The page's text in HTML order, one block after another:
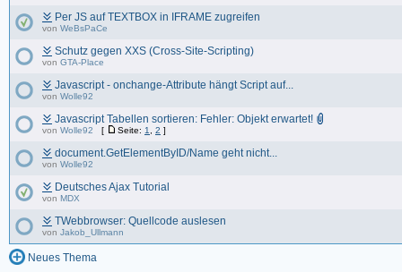
Per JS auf TEXTBOX in IFRAME zugreifen
von WeBsPaCe
Schutz gegen XXS (Cross-Site-Scripting)
von GTA-Place
Javascript - onchange-Attribute hängt Script auf...
von Wolle92
Javascript Tabellen sortieren: Fehler: Objekt erwartet!
von Wolle92 [ Seite: 1 2 ]
document.GetElementByID/Name geht nicht...
von Wolle92
Deutsches Ajax Tutorial
von MDX
TWebbrowser: Quellcode auslesen
von Jakob_Ullmann
Neues Thema